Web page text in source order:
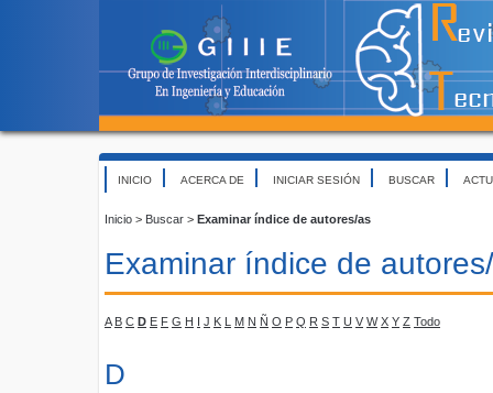
INICIO ACERCA DE INICIAR SESIÓN BUSCAR
Inicio > Buscar > Examinar índice de autores/as
Examinar índice de
A B C D E F G H I J K L M N Ñ O P Q R S T U V W X Y Z Todo
D